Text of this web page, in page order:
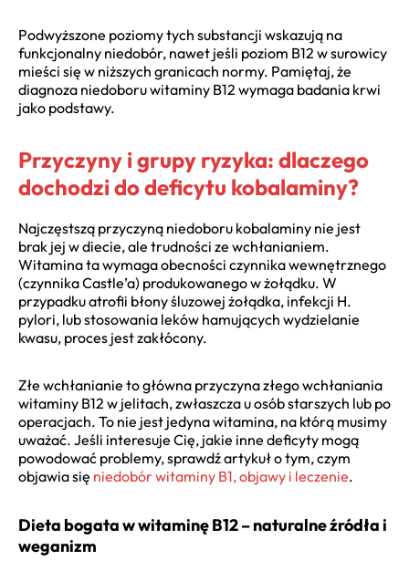
Podwyższone poziomy tych substancji wskazują na
funkcjonalny niedobór, nawet jeśli poziom B12 w surowicy
mieści się w niższych granicach normy. Pamiętaj, że
diagnoza niedoboru witaminy B12 wymaga badania krwi
jako podstawy.
Przyczyny i grupy ryzyka: dlaczego
dochodzi do deficytu kobalaminy?
Najczęstszą przyczyną niedoboru kobalaminy nie jest
brak jej w diecie, ale trudności ze wchłanianiem.
Witamina ta wymaga obecności czynnika wewnętrznego
(czynnika Castle’a) produkowanego w żołądku. W
przypadku atrofii błony śluzowej żołądka, infekcji H.
pylori, lub stosowania leków hamujących wydzielanie
kwasu, proces jest zakłócony.
Złe wchłanianie to główna przyczyna złego wchłaniania
witaminy B12 w jelitach, zwłaszcza u osób starszych lub po
operacjach. To nie jest jedyna witamina, na którą musimy
uważać. Jeśli interesuje Cię, jakie inne deficyty mogą
powodować problemy, sprawdź artykuł o tym, czym
objawia się niedobór witaminy B1, objawy i leczenie.
Dieta bogata w witaminę B12 – naturalne źródła i
weganizm